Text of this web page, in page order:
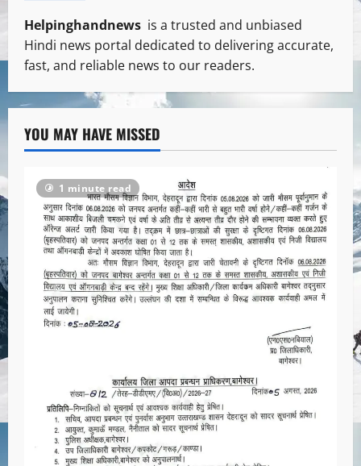
Helpinghandnews is a trusted and unbiased
Hindi news portal dedicated to delivering accurate,
fast, and reliable news to our readers.
YOU MAY HAVE MISSED
1 minute read